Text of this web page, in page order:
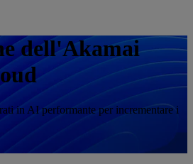
dell'Akamai
in AI performante per incrementare i